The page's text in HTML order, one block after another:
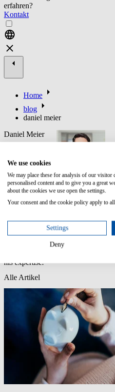
erfahren?
Kontakt
Home
blog
daniel meier
Daniel Meier
a Bid Manager
and was
involved in
solution designs
for customers.
managers and
his expertise.
Alle Artikel
We use cookies
We may place these for analysis of our
personalised content and to give you a great
about the cookies we use open the settings.
Your consent and the cookie policy apply to
Settings
Deny